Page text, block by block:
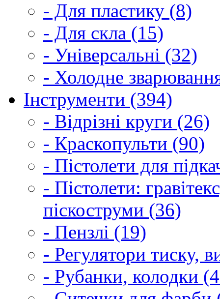
- Для пластику (8)
- Для скла (15)
- Універсальні (32)
- Холодне
Інструменти (394)
- Відрізні круги (26)
- Краскопульти (90)
- Пістолети для
- Пістолети:
піскоструми (36)
- Пензлі (19)
- Регулятори тиску,
- Рубанки, колодки